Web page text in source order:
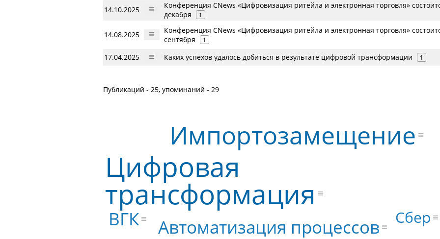
14.10.2025
Конференция CNews «Цифровизация ритейла и электронная торговля»
декабря
1
14.08.2025
Конференция CNews «Цифровизация ритейла и электронная торговля»
сентября
1
17.04.2025 Каких успехов удалось добиться в результате цифровой трансформации 1
Публикаций - 25, упоминаний - 29
Цифровая
трансформация
Импортозамещение
ВГК Автоматизация процессов Сбер